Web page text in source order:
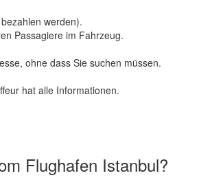
werden).
Passagiere im Fahrzeug.
ohne dass Sie suchen müssen.
hat alle Informationen.
Flughafen Istanbul?